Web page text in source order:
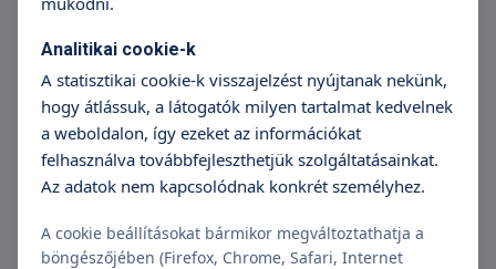
Here protézis beültetés
659 990 Ft + protézis
+36 70 659 88 88 Részletek
Hólyagkő eltávolítás
Analitikai cookie-k
A statisztikai cookie-k visszajelzést nyújtanak nekünk,
hogy átlássuk, a látogatók milyen tartalmat kedvelnek
a weboldalon, így ezeket az információkat
felhasználva továbbfejleszthetjük szolgáltatásainkat.
Az adatok nem kapcsolódnak konkrét személyhez.
A cookie beállításokat bármikor megváltoztathatja a
böngészőjében (Firefox, Chrome, Safari, Internet